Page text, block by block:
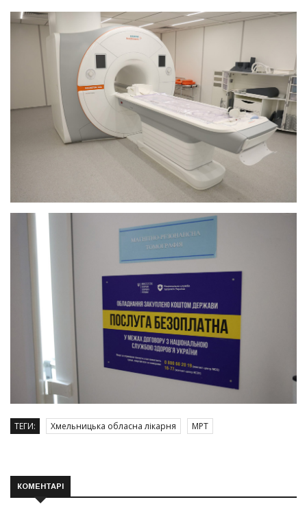
ТЕГИ: Хмельницька обласна лікарня МРТ
КОМЕНТАРІ